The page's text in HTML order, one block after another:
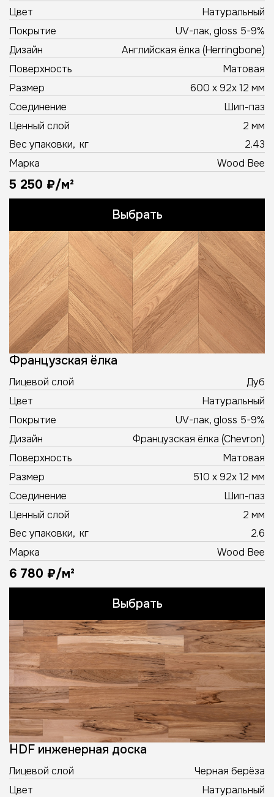
Цвет
Натуральный
Покрытие
UV-лак, gloss 5-9%
Дизайн
Английская ёлка (Herringbone)
Поверхность
Матовая
Размер
600 х 92х 12 мм
Соединение
Шип-паз
Ценный слой
2 мм
Вес упаковки, кг
2.43
Марка
Wood Bee
5 250 ₽/м²
Выбрать
Французская ёлка
Лицевой слой
Дуб
Цвет
Натуральный
Покрытие
UV-лак, gloss 5-9%
Дизайн
Французская ёлка (Chevron)
Поверхность
Матовая
Размер
510 х 92х 12 мм
Соединение
Шип-паз
Ценный слой
2 мм
Вес упаковки, кг
2.6
Марка
Wood Bee
6 780 ₽/м²
Выбрать
HDF инженерная доска
Лицевой слой
Черная берёза
Цвет
Натуральный